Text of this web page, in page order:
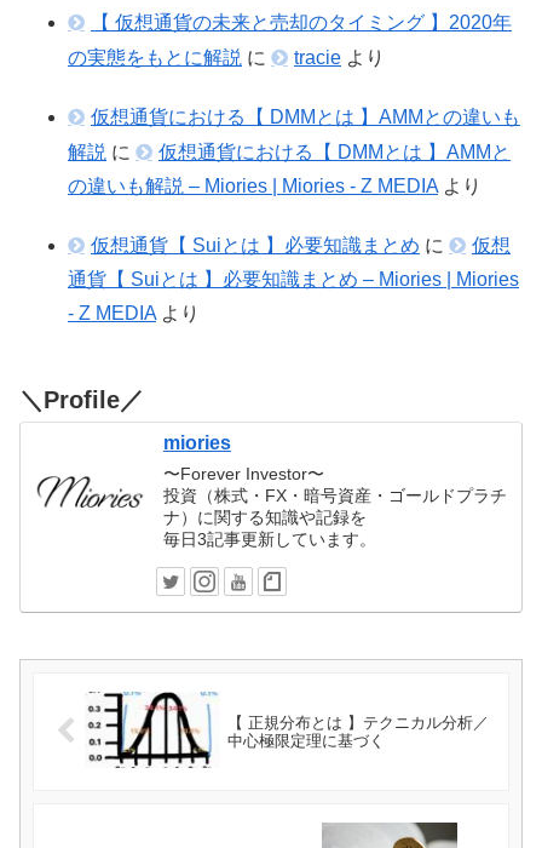
【 仮想通貨の未来と売却のタイミング 】2020年
の実態をもとに解説 に tracie より
仮想通貨における【 DMMとは 】AMMとの違いも
解説 に
仮想通貨における【 DMMとは 】AMMと
の違いも解説 – Miories | Miories - Z MEDIA より
仮想通貨【 Suiとは 】必要知識まとめ に
仮想
通貨【 Suiとは 】必要知識まとめ – Miories | Miories
- Z MEDIA より
＼Profile／
miories
〜Forever Investor〜
投資（株式・FX・暗号資産・ゴールドプラチ
ナ）に関する知識や記録を
毎日3記事更新しています。
【 正規分布とは 】テクニカル分析／
中心極限定理に基づく